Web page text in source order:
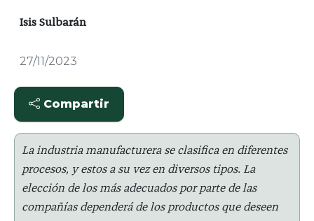
Compartir
Isis Sulbarán
27/11/2023
La industria manufacturera se clasifica en diferentes
procesos, y estos a su vez en diversos tipos. La
elección de los más adecuados por parte de las
compañías dependerá de los productos que deseen